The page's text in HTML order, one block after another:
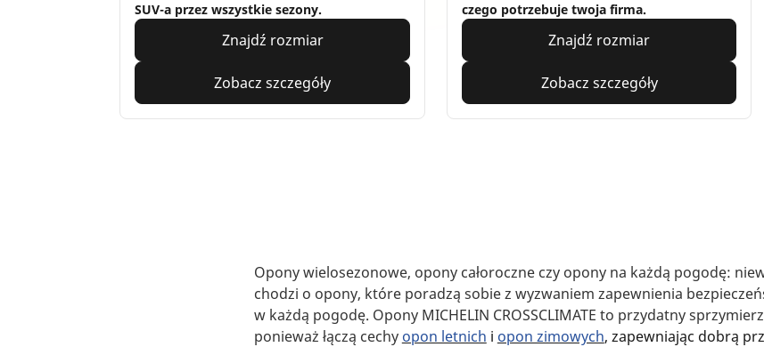
SUV-a przez wszystkie sezony.
Znajdź rozmiar
Zobacz szczegóły
czego potrzebuje twoja firma.
Znajdź rozmiar
Zobacz szczegóły
Opony wielosezonowe, opony całoroczne czy opony na każdą pogodę:
chodzi o opony, które poradzą sobie z wyzwaniem zapewnienia
w każdą pogodę. Opony MICHELIN CROSSCLIMATE to przydatny
ponieważ łączą cechy opon letnich i opon zimowych, zapewniając dobrą